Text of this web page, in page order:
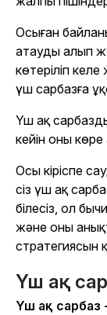
Осыған
атауды алып
көтеріліп
үш сарбазға
Үш ақ
кейін оны
Осы кіріспе
сіз үш ақ
білесіз, ол
және оны
стратегиясын
Үш ақ
Үш ақ